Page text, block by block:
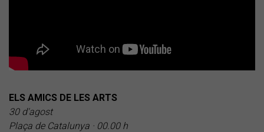
ELS AMICS DE LES ARTS
30 d'agost
Plaça de Catalunya · 00.00 h